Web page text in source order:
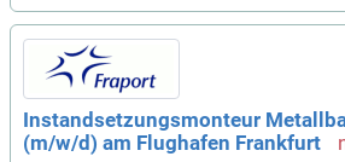
Instandsetzungsmonteur
(m/w/d) am Flughafen Frankfurt